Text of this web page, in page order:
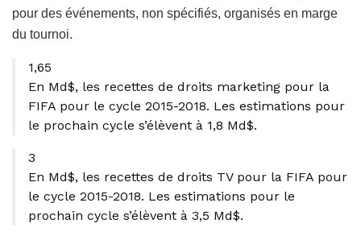
pour des événements, non spécifiés, organisés en marge
du tournoi.
1,65
En Md$, les recettes de droits marketing pour la
FIFA pour le cycle 2015-2018. Les estimations pour
le prochain cycle s’élèvent à 1,8 Md$.
3
En Md$, les recettes de droits TV pour la FIFA pour
le cycle 2015-2018. Les estimations pour le
prochain cycle s’élèvent à 3,5 Md$.